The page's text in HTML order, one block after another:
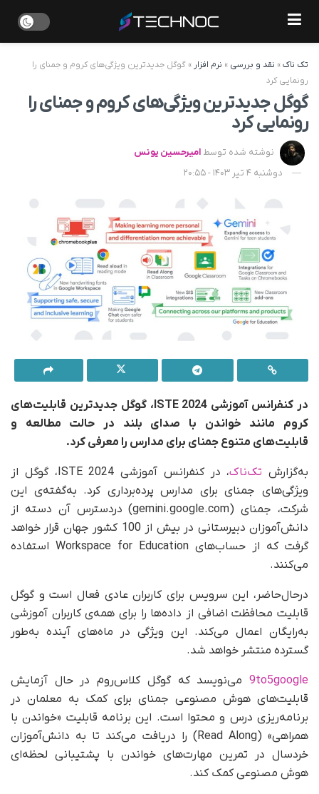
تک ناک» نقد و بررسی » نرم افزار » گوگل جدیدترین ویژگی‌های کروم و جمنای را
رونمایی کرد
گوگل جدیدترین ویژگی‌های کروم و جمنای را
رونمایی کرد
نوشته شده توسط امیرحسین یونس
دوشنبه 4 تیر 1403 - 20:55
در کنفرانس آموزشی ISTE 2024، گوگل جدیدترین قابلیت‌های
کروم مانند خواندن با صدای بلند در حالت مطالعه و
قابلیت‌های متنوع جمنای برای مدارس را معرفی کرد.
به‌گزارش تک‌ناک
، در کنفرانس آموزشی ISTE 2024، گوگل از
ویژگی‌های جمنای برای مدارس پرده‌برداری کرد. به‌گفته‌ی این
شرکت، جمنای (gemini.google.com) در‌دسترس آن دسته از
دانش‌آموزان دبیرستانی در بیش از 100 کشور جهان قرار خواهد
گرفت که از حساب‌های Workspace for Education استفاده
می‌کنند.
در‌حال‌حاضر، این سرویس برای کاربران عادی فعال است و گوگل
قابلیت محافظت اضافی از داده‌ها را برای همه‌ی کاربران آموزشی
به‌رایگان اعمال می‌کند. این ویژگی در ماه‌های آینده به‌طور
گسترده منتشر خواهد شد.
9to5google می‌نویسد که گوگل کلاس‌روم در حال آزمایش
قابلیت‌های هوش مصنوعی جمنای برای کمک به معلمان در
برنامه‌ریزی درس و محتوا است. این برنامه قابلیت «خواندن با
همراهی» (Read Along) را دریافت می‌کند تا به دانش‌آموزان
خردسال در تمرین مهارت‌های خواندن با پشتیبانی لحظه‌ای
هوش مصنوعی کمک کند.